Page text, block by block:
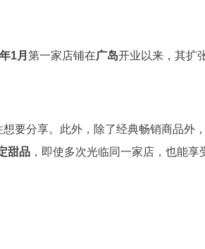
1月 第一家店铺在广岛开业以来，其扩
要分享。此外，除了经典畅销商品外
甜品 ，即使多次光临同一家店，也能享